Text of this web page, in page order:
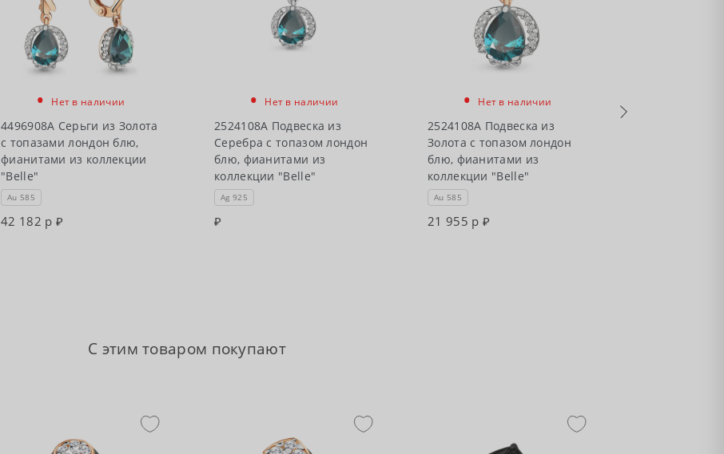
• Нет в наличии
4496908А Серьги из Золота
с топазами лондон блю,
фианитами из коллекции
"Belle"
Au 585
42 182 р
• Нет в наличии
2524108А Подвеска из
Серебра с топазом лондон
блю, фианитами из
коллекции "Belle"
Ag 925
• Нет в наличии
2524108А Подвеска из
Золота с топазом лондон
блю, фианитами из
коллекции "Belle"
Au 585
21 955 р
С этим товаром покупают